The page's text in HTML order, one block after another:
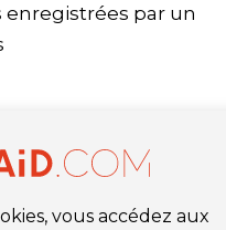
enregistrées par un
vous accédez aux